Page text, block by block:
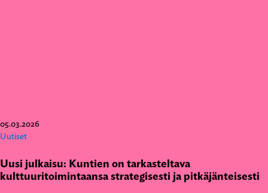
05.03.2026
Uutiset
Uusi julkaisu: Kuntien on tarkasteltava
kulttuuritoimintaansa strategisesti ja pitkäjänteisesti